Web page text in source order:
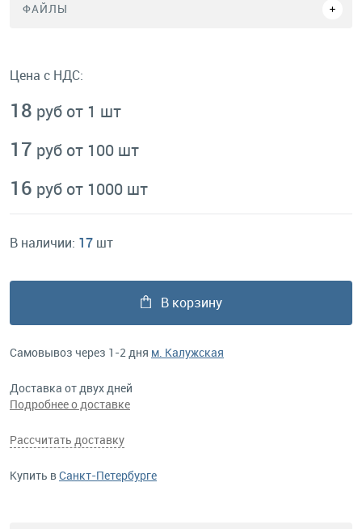
ФАЙЛЫ
Цена с НДС:
18 руб от 1 шт
17 руб от 100 шт
16 руб от 1000 шт
В наличии: 17 шт
В корзину
Самовывоз через 1-2 дня м. Калужская
Доставка от двух дней
Подробнее о доставке
Рассчитать доставку
Купить вСанкт-Петербурге